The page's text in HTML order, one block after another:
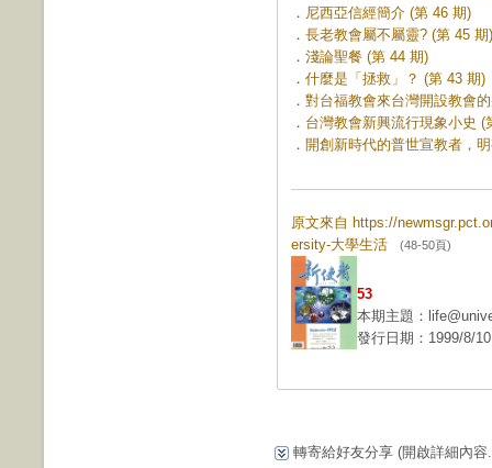
． 尼西亞信經簡介 (第 46 期)
． 長老教會屬不屬靈? (第 45 期)
． 淺論聖餐 (第 44 期)
． 什麼是「拯救」？ (第 43 期)
． 對台福教會來台灣開設教會
． 台灣教會新興流行現象小史 (
． 開創新時代的普世宣教者，
原文來自 https://
ersity-大學生活 (48-50頁)
53
本期主題：
發行日期：1999/8/10
轉寄給好友分享 (開啟詳細內容